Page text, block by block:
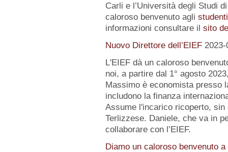
Carli e l’Università degli Studi
caloroso benvenuto agli
informazioni consultare il sito
Nuovo Direttore dell’EIEF 2023-
L'EIEF dà un caloroso
noi, a partire dal 1° agosto
Massimo è economista presso
includono la finanza
Assume l'incarico ricoperto, sin
Terlizzese. Daniele, che va in
collaborare con l’EIEF.
Diamo un caloroso benvenuto